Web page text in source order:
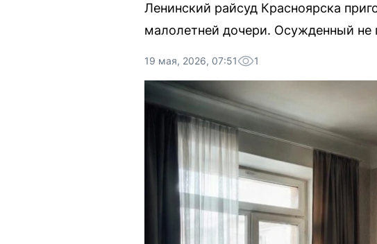
Ленинский райсуд Красноярска
малолетней дочери. Осужденный не
19 мая, 2026, 07:51 1